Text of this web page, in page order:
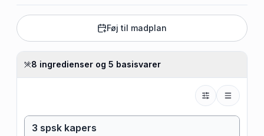
Føj til madplan
8 ingredienser og 5 basisvarer
3 spsk kapers